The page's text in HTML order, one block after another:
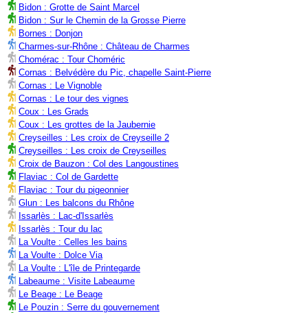
Bidon : Grotte de Saint Marcel
Bidon : Sur le Chemin de la Grosse Pierre
Bornes : Donjon
Charmes-sur-Rhône : Château de Charmes
Chomérac : Tour Choméric
Cornas : Belvédère du Pic, chapelle Saint-Pierre
Cornas : Le Vignoble
Cornas : Le tour des vignes
Coux : Les Grads
Coux : Les grottes de la Jaubernie
Creyseilles : Les croix de Creyseille 2
Creyseilles : Les croix de Creyseilles
Croix de Bauzon : Col des Langoustines
Flaviac : Col de Gardette
Flaviac : Tour du pigeonnier
Glun : Les balcons du Rhône
Issarlès : Lac-d'Issarlès
Issarlès : Tour du lac
La Voulte : Celles les bains
La Voulte : Dolce Via
La Voulte : L'île de Printegarde
Labeaume : Visite Labeaume
Le Beage : Le Beage
Le Pouzin : Serre du gouvernement